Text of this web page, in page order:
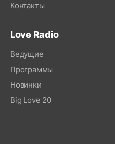
Контакты
Love Radio
Ведущие
Программы
Новинки
Big Love 20